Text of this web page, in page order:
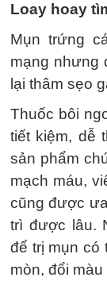
Loay hoay
Mụn trứng
mạng nhưng
lại thâm sẹo
Thuốc bôi
tiết kiệm, dễ
sản phẩm
mạch máu,
cũng được
trì được lâu.
để trị mụn có
mòn, đổi